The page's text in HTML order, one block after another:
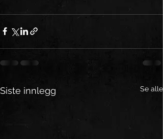
Siste innlegg Se alle